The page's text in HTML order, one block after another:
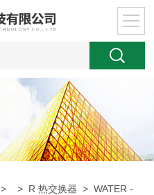
> > R 热交换器 > WATER -